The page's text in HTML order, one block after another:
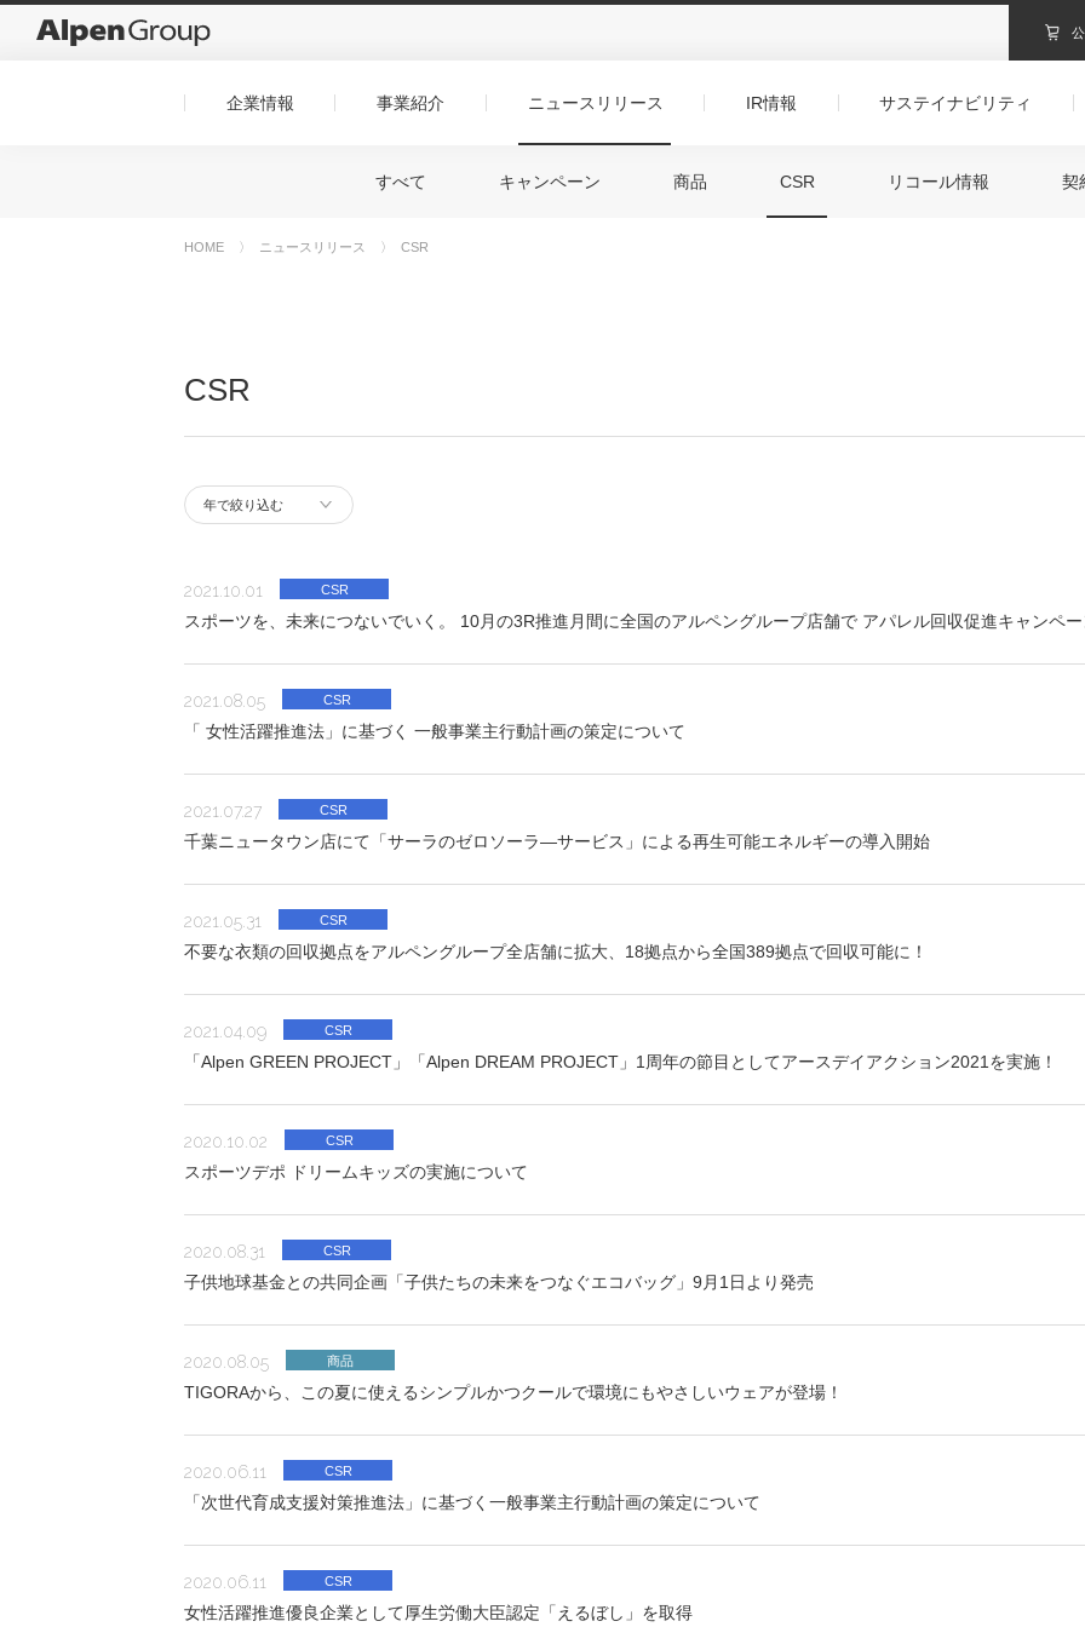
企業情報 事業紹介 ニュースリリース IR情報 サステイナビリティ
すべて キャンペーン 商品 CSR リコール情報 契
HOME ニュースリリース CSR
CSR
2021.10.01 CSR
スポーツを、未来につないでいく。 10月の3R推進月間に全国のアルペングループ店舗で アパレル回収促進キャンペー
2021.08.05 CSR
「 女性活躍推進法」に基づく 一般事業主行動計画の策定について
2021.07.27 CSR
千葉ニュータウン店にて「サーラのゼロソーラ―サービス」による再生可能エネルギーの導入開始
2021.05.31 CSR
不要な衣類の回収拠点をアルペングループ全店舗に拡大、18拠点から全国389拠点で回収可能に！
2021.04.09 CSR
「Alpen GREEN PROJECT」「Alpen DREAM PROJECT」1周年の節目としてアースデイアクション2021を実施！
2020.10.02 CSR
スポーツデポ ドリームキッズの実施について
2020.08.31 CSR
子供地球基金との共同企画「子供たちの未来をつなぐエコバッグ」9月1日より発売
2020.08.05 商品
TIGORAから、この夏に使えるシンプルかつクールで環境にもやさしいウェアが登場！
2020.06.11 CSR
「次世代育成支援対策推進法」に基づく一般事業主行動計画の策定について
2020.06.11 CSR
女性活躍推進優良企業として厚生労働大臣認定「えるぼし」を取得